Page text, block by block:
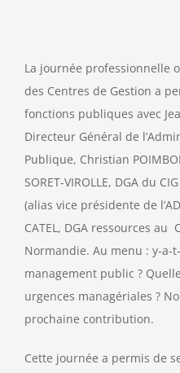
La journée professionnelle
des Centres de Gestion a
fonctions publiques avec
Directeur Général de
Publique, Christian
SORET-VIROLLE, DGA du
(alias vice présidente de
CATEL, DGA ressources au
Normandie. Au menu : y-a-
management public ?
urgences managériales ?
prochaine contribution.
Cette journée a permis de